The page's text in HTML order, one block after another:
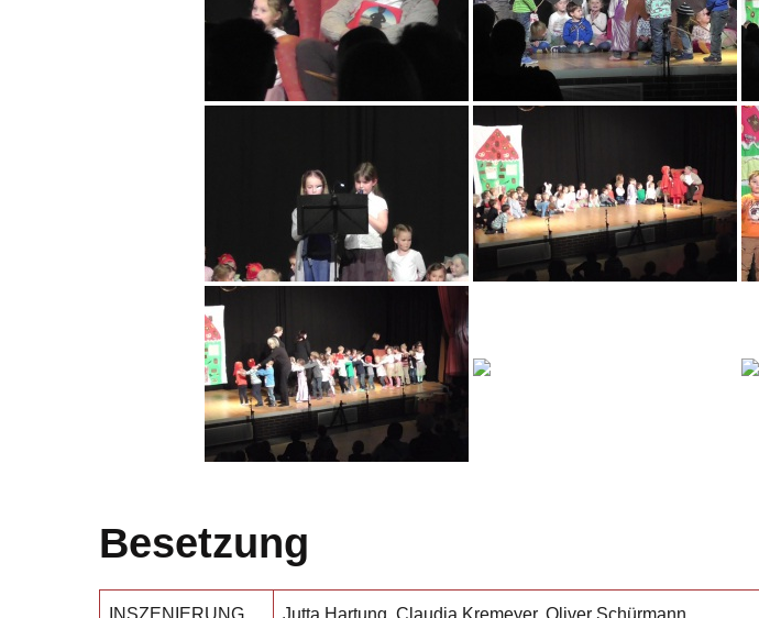
Besetzung
INSZENIERUNG Jutta Hartung, Claudia Kremeyer, Oliver Schürmann